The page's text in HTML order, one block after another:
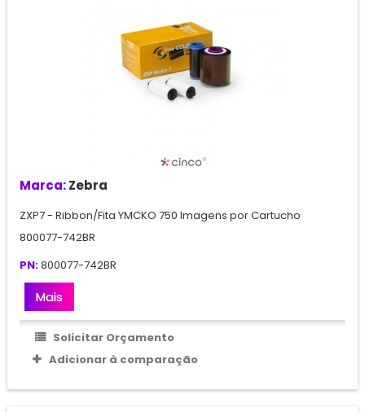
Marca:Zebra
ZXP7 - Ribbon/Fita YMCKO 750 Imagens por Cartucho
800077-742BR
PN:800077-742BR
Mais
Solicitar Orçamento
Adicionar à comparação